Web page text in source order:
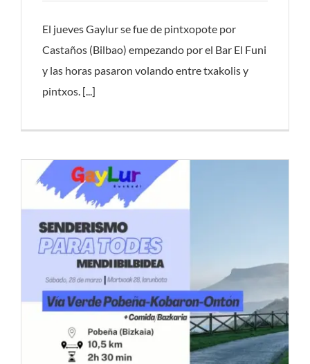
El jueves Gaylur se fue de pintxopote por
Castaños (Bilbao) empezando por el Bar El Funi
y las horas pasaron volando entre txakolis y
pintxos. [...]